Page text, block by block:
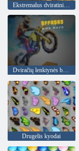
Dviračių lenktynės bekele
Drugelis kyodai